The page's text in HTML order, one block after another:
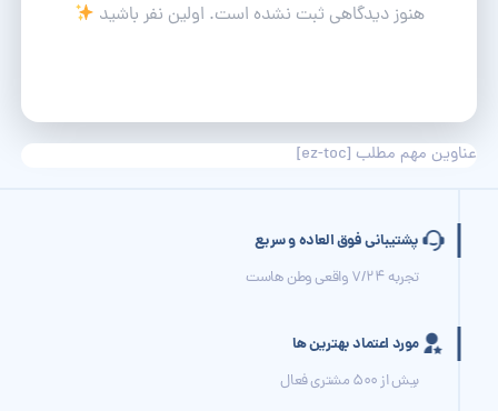
هنوز دیدگاهی ثبت نشده است. اولین نفر باشید
عناوین مهم مطلب [ez-toc]
پشتیبانی فوق العاده و سریع
تجربه 7/24 واقعی وطن هاست
مورد اعتماد بهترین ها
بیش از 500 مشتری فعال